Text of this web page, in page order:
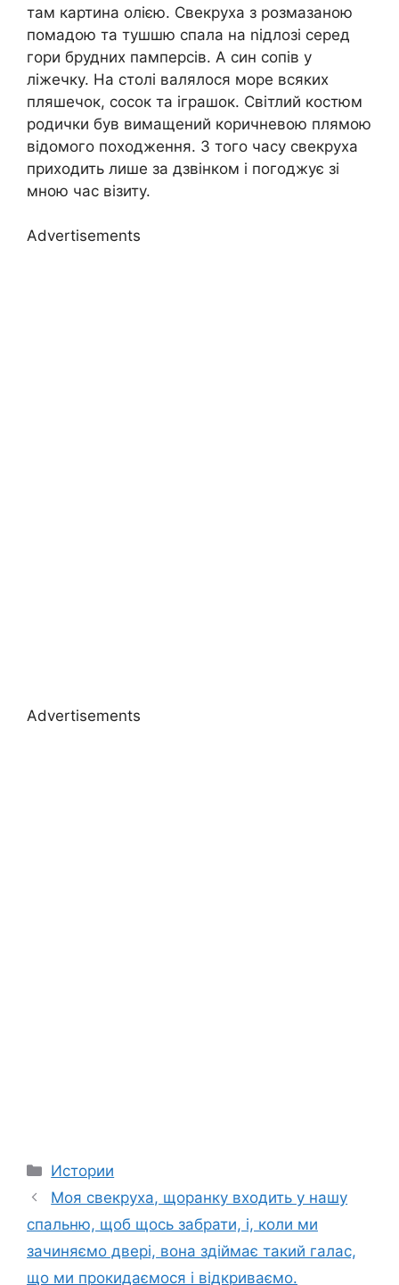
там картина олією. Свекруха з розмазаною
помадою та тушшю спала на nідлозі серед
гори брудних памперсів. А син сопів у
ліжечку. На столі валялося море всяких
пляшечок, сосок та іграшок. Світлий костюм
родички був вимащений коричневою плямою
відомого походження. З того часу свекруха
приходить лише за дзвінком і погоджує зі
мною час візиту.
Advertisements
Advertisements
Categories
Истории
Моя свекруха, щоранку входить у нашу
спальню, щоб щось забрати, і, коли ми
зачиняємо двері, вона здіймає такий галас,
що ми прокидаємося і відкриваємо.